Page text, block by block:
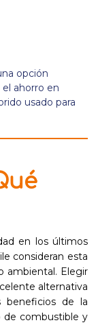
opción
ahorro en
usado para
en los últimos
consideran esta
ambiental. Elegir
alternativa
beneficios de la
de combustible y